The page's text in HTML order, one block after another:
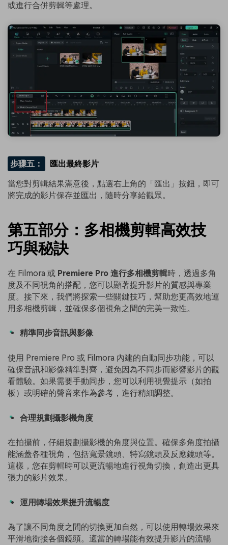
或進行合併剪輯等處理。
步骤五： 匯出最終影片
當您對剪輯結果滿意後，點選右上角的「匯出」按鈕，即可
將完成的影片保存並匯出，隨時分享給觀眾。
第五部分：多相機剪輯高效技
巧與秘訣
在 Filmora 或 Premiere Pro 進行多相機剪輯時，透過多角
度及不同視角的搭配，您可以顯著提升影片的質感與專業
度。接下來，我們將探索一些關鍵技巧，幫助您更高效地運
用多相機剪輯，並確保多個視角之間的完美一致性。
精準同步音訊與影像
使用 Premiere Pro 或 Filmora 內建的自動同步功能，可以
確保音訊和影像精準對齊，避免因為不同步而影響影片的觀
看體驗。如果需要手動同步，您可以利用視覺提示（如拍
板）或明確的聲音來作為參考，進行精細調整。
合理規劃攝影機角度
在拍攝前，仔細規劃攝影機的角度與位置。確保多角度拍攝
能涵蓋各種視角，包括寬景鏡頭、特寫鏡頭及反應鏡頭等。
這樣，您在剪輯時可以更流暢地進行視角切換，創造出更具
張力的影片效果。
運用轉場效果提升流暢度
為了讓不同角度之間的切換更加自然，可以使用轉場效果來
平滑地銜接各個鏡頭。適當的轉場能有效提升影片的流暢